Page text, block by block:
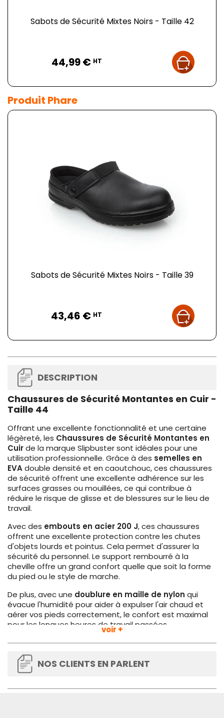
Sabots de Sécurité Mixtes Noirs - Taille 42
44,99 € HT
Produit Phare
Sabots de Sécurité Mixtes Noirs - Taille 39
43,46 € HT
DESCRIPTION
Chaussures de Sécurité Montantes en Cuir -
Taille 44
Offrant une excellente fonctionnalité et une certaine
légèreté, les Chaussures de Sécurité Montantes en
Cuirde la marque Slipbuster sont idéales pour une
utilisation professionnelle. Grâce à des semelles en
EVAdouble densité et en caoutchouc, ces chaussures
de sécurité offrent une excellente adhérence sur les
surfaces grasses ou mouillées, ce qui contribue à
réduire le risque de glisse et de blessures sur le lieu de
travail.
Avec des embouts en acier 200 J, ces chaussures
offrent une excellente protection contre les chutes
d'objets lourds et pointus. Cela permet d'assurer la
sécurité du personnel. Le support rembourré à la
cheville offre un grand confort quelle que soit la forme
du pied ou le style de marche.
De plus, avec une doublure en maille de nylon qui
évacue l'humidité pour aider à expulser l'air chaud et
aérer vos pieds correctement, le confort est maximal
pour les longues heures de travail passées
Disponibles en taille 44
sécurité Slipbuster sont plus grandes que les
chaussures standard pour plus de confort et de
sécurité. Si vous vous situez entre deux tailles, nous
vous suggérons de choisir la plus petite taille.
voir +
NOS CLIENTS EN PARLENT